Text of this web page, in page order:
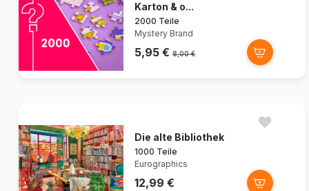
Karton & o...
2000 Teile
Mystery Brand
5,95 € 8,00 €
Die alte Bibliothek
1000 Teile
Eurographics
12,99 €